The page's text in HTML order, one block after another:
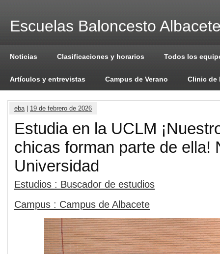
Escuelas Baloncesto
Noticias Clasificaciones y horarios Todos los
Artículos y entrevistas Campus de Verano Clinic de
eba| 19 de febrero de 2026
Estudia en la UCLM
chicas forman parte de ella!
Universidad
Estudios : Buscador de estudios
Campus : Campus de Albacete